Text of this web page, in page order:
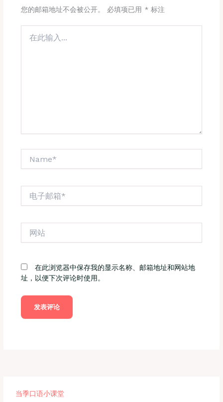
您的邮箱地址不会被公开。 必填项已用 *标注
在此浏览器中保存我的显示名称、邮箱地址和网站地
址，以便下次评论时使用。
当季口语小课堂